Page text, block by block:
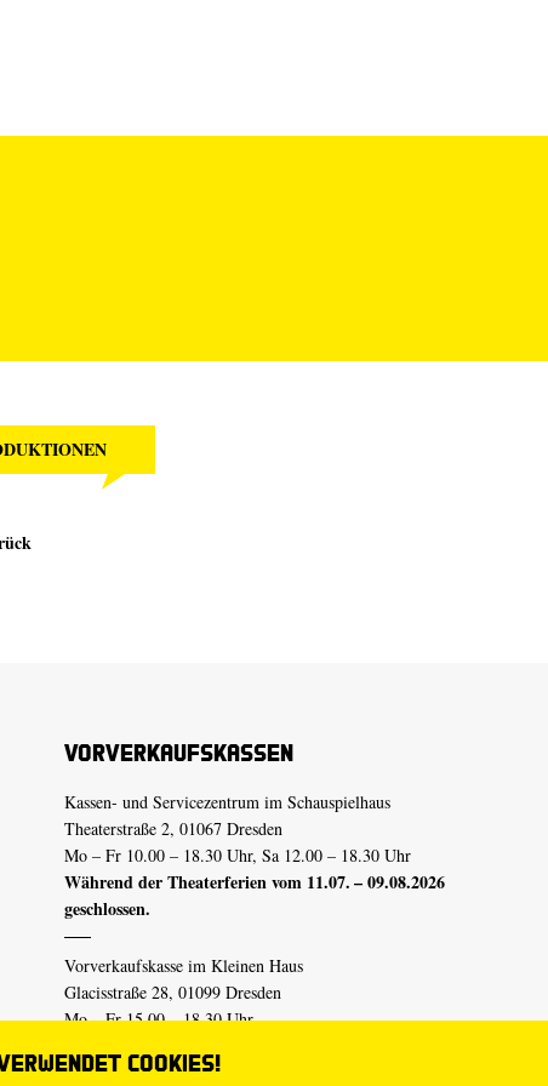
Cookies!
Vorverkaufskassen
Kassen- und Servicezentrum im Schauspielhaus
Theaterstraße 2, 01067 Dresden
Mo – Fr 10.00 – 18.30 Uhr, Sa 12.00 – 18.30 Uhr
Während der Theaterferien vom 11.07. – 09.08.2026
geschlossen.
Vorverkaufskasse im Kleinen Haus
Glacisstraße 28, 01099 Dresden
Mo – Fr 15.00 – 18.30 Uhr
geschlossen.